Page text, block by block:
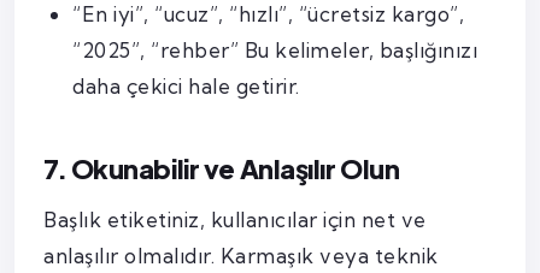
“En iyi”, “ucuz”, “hızlı”, “ücretsiz kargo”,
“2025”, “rehber” Bu kelimeler, başlığınızı
daha çekici hale getirir.
7. Okunabilir ve Anlaşılır Olun
Başlık etiketiniz, kullanıcılar için net ve
anlaşılır olmalıdır. Karmaşık veya teknik